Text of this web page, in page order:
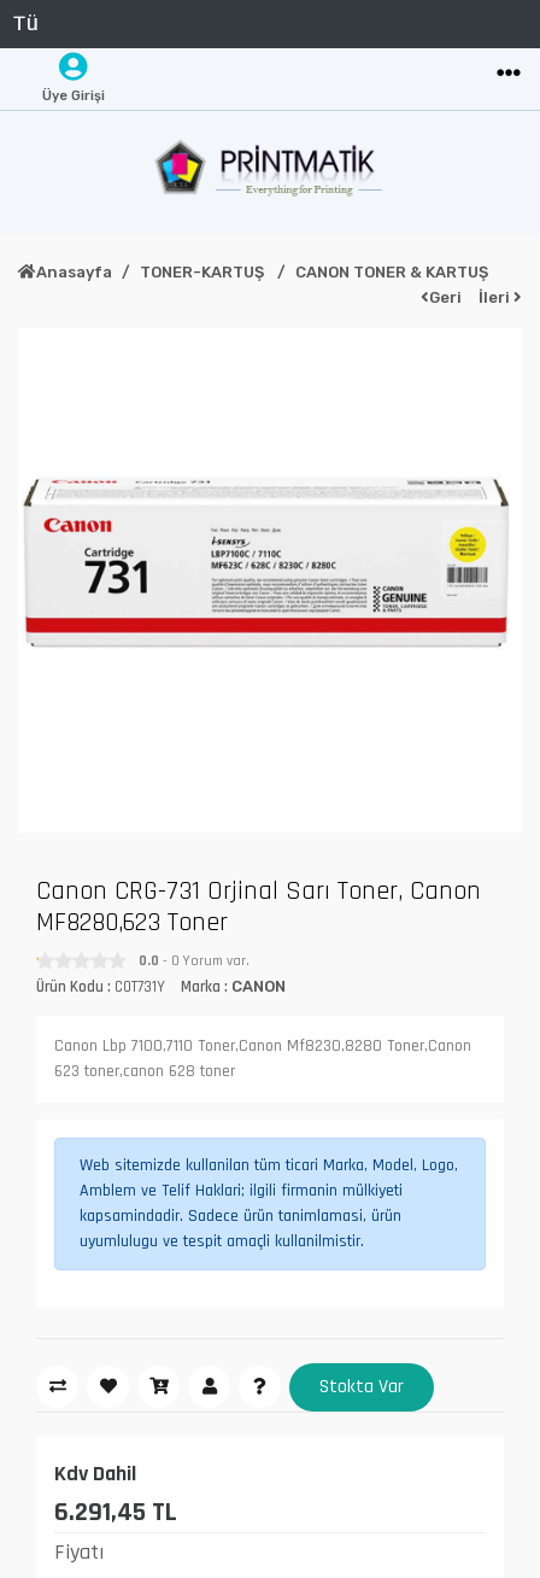
Üye Girişi
Anasayfa TONER-KARTUŞ
CANON TONER & KARTUŞ
Geri
İleri
Canon CRG-731 Orjinal Sarı Toner, Canon
MF8280,623 Toner
0.0 - 0 Yorum var.
Ürün Kodu : COT731Y Marka : CANON
Canon Lbp 7100,7110 Toner,Canon Mf8230,8280 Toner,Canon
623 toner,canon 628 toner
Web sitemizde kullanilan tüm ticari Marka, Model, Logo,
Amblem ve Telif Haklari; ilgili firmanin mülkiyeti
kapsamindadir. Sadece ürün tanimlamasi, ürün
uyumlulugu ve tespit amaçli kullanilmistir.
Stokta Var
Kdv Dahil
6.291,45 TL
Fiyatı